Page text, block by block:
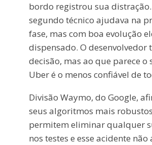
bordo registrou sua
segundo técnico ajudava na
fase, mas com boa evolução
dispensado. O desenvolvedor
decisão, mas ao que parece o
Uber é o menos confiável de
Divisão Waymo, do Google,
seus algoritmos mais
permitem eliminar qualquer
nos testes e esse acidente não